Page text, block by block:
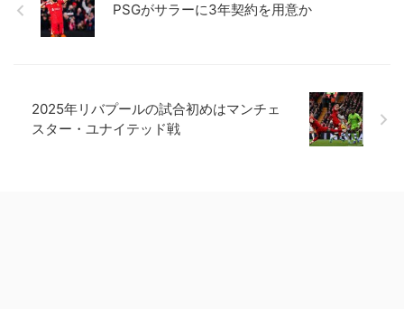
PSGがサラーに3年契約を用意か
2025年リバプールの試合初めはマンチェ
スター・ユナイテッド戦